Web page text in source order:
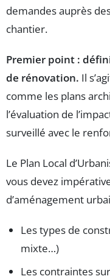
demandes auprès
chantier.
Premier point :
de rénovation. Il
comme les plans
l’évaluation de
surveillé avec le
Le Plan Local
vous devez
d’aménagement
Les types de
mixte…)
Les contraintes